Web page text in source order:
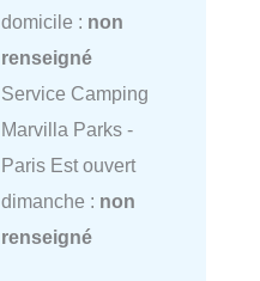
domicile : non
renseigné
Service Camping
Marvilla Parks -
Paris Est ouvert
dimanche : non
renseigné